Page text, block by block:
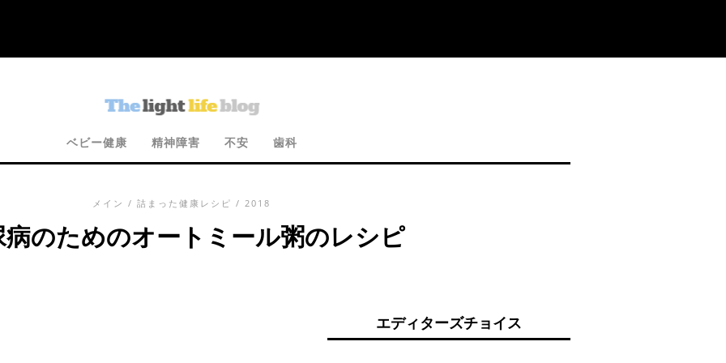
ベビー健康 精神障害 不安 歯科
メイン / 詰まった健康レシピ / 2018
病のためのオートミール粥のレシピ
エディターズチョイス